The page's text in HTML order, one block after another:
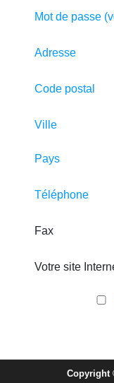
Mot de passe
Adresse
Code postal
Ville
Pays
Téléphone
Fax
Votre site
Copyright